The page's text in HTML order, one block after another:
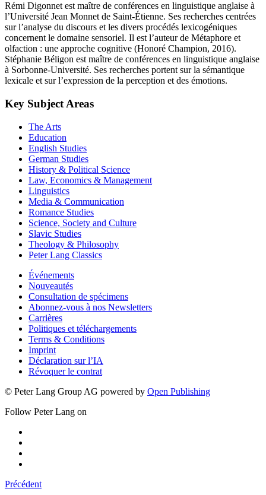
Rémi Digonnet est maître de conférences en linguistique anglaise à
l’Université Jean Monnet de Saint-Étienne. Ses recherches centrées
sur l’analyse du discours et les divers procédés lexicogéniques
concernent le domaine sensoriel. Il est l’auteur de Métaphore et
olfaction : une approche cognitive (Honoré Champion, 2016).
Stéphanie Béligon est maître de conférences en linguistique anglaise
à Sorbonne-Université. Ses recherches portent sur la sémantique
lexicale et sur l’expression de la perception et des émotions.
Key Subject Areas
The Arts
Education
English Studies
German Studies
History & Political Science
Law, Economics & Management
Linguistics
Media & Communication
Romance Studies
Science, Society and Culture
Slavic Studies
Theology & Philosophy
Peter Lang Classics
Événements
Nouveautés
Consultation de spécimens
Abonnez-vous à nos Newsletters
Carrières
Politiques et téléchargements
Terms & Conditions
Imprint
Déclaration sur l’IA
Révoquer le contrat
© Peter Lang Group AG powered by Open Publishing
Follow Peter Lang on
Précédent